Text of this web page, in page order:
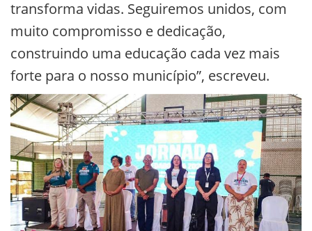
transforma vidas. Seguiremos unidos, com
muito compromisso e dedicação,
construindo uma educação cada vez mais
forte para o nosso município”, escreveu.